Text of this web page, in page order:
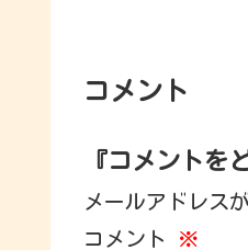
コメント
『コメントを
メールアドレス
コメント
※